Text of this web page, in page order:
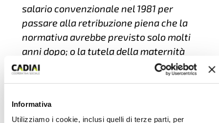
Informativa
Utilizziamo i cookie, inclusi quelli di terze parti, per
salario convenzionale nel 1981 per
passare alla retribuzione piena che la
normativa avrebbe previsto solo molti
anni dopo; o la tutela della maternità
che, per le socie CADIAI, vede
l’integrazione al 100% per il periodo di
lavoro a rischio